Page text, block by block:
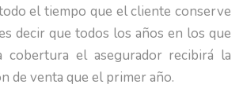
el tiempo que el cliente conserve
decir que todos los años en los que
cobertura el asegurador recibirá la
de venta que el primer año.